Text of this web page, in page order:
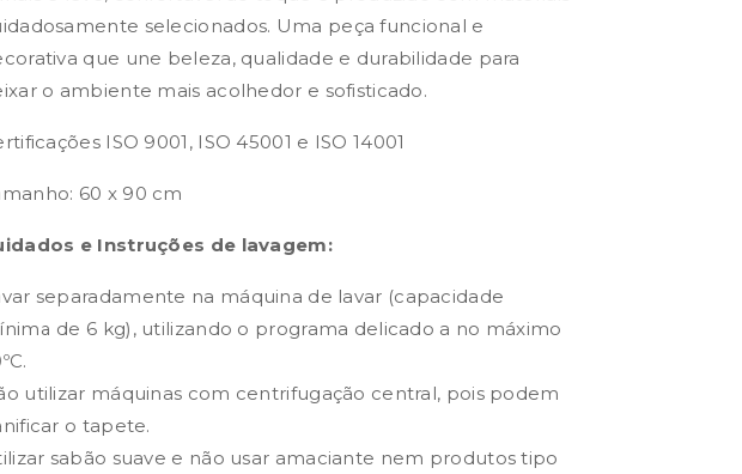
selecionados. Uma peça funcional e
que une beleza, qualidade e durabilidade para
o ambiente mais acolhedor e sofisticado.
ISO 9001, ISO 45001 e ISO 14001
60 x 90 cm
e Instruções de lavagem:
separadamente na máquina de lavar (capacidade
de 6 kg), utilizando o programa delicado a no máximo
utilizar máquinas com centrifugação central, pois podem
o tapete.
sabão suave e não usar amaciante nem produtos tipo